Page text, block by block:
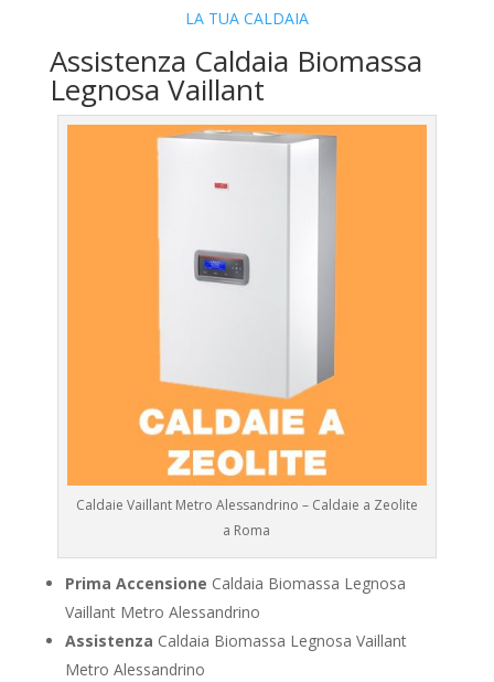
LA TUA CALDAIA
Assistenza Caldaia Biomassa
Legnosa Vaillant
Caldaie Vaillant Metro Alessandrino – Caldaie a Zeolite
a Roma
Prima Accensione Caldaia Biomassa Legnosa
Vaillant Metro Alessandrino
Assistenza Caldaia Biomassa Legnosa Vaillant
Metro Alessandrino